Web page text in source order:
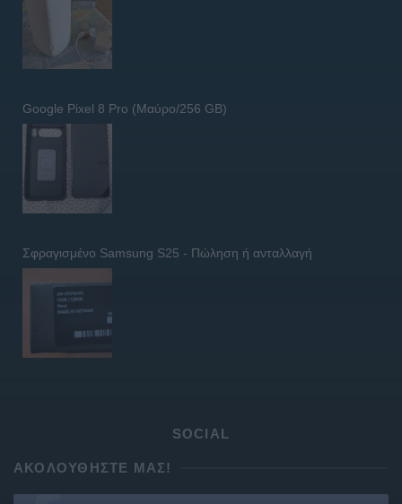
Google Pixel 8 Pro (Μαύρο/256 GB)
Σφραγισμένο Samsung S25 - Πώληση ή ανταλλαγή
SOCIAL
ΑΚΟΛΟΥΘΉΣΤΕ ΜΑΣ!